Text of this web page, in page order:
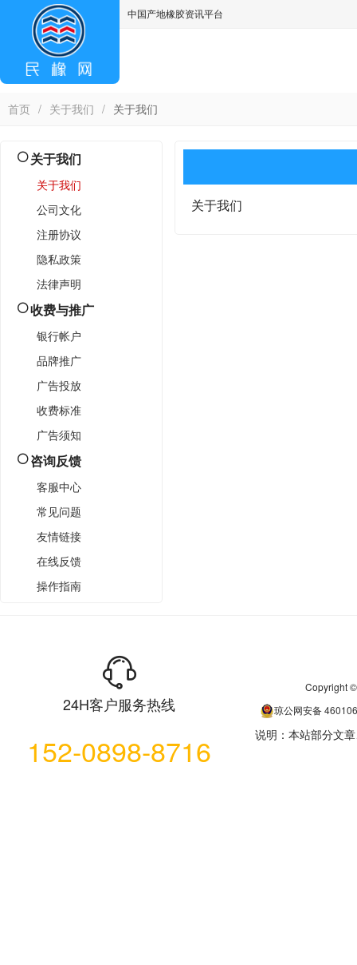
中国产地橡胶资讯平台
首页 / 关于我们 / 关于我们
关于我们
关于我们
公司文化
注册协议
隐私政策
法律声明
收费与推广
银行帐户
品牌推广
广告投放
收费标准
广告须知
咨询反馈
客服中心
常见问题
友情链接
在线反馈
操作指南
关于我们
24H客户服务热线
152-0898-8716
Copyright
琼公网安备
说明：本站部分文